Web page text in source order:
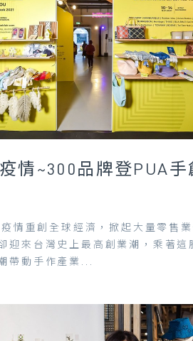
情~300品牌登PUA手
情重創全球經濟，掀起大量零售業
迎來台灣史上最高創業潮，乘著這
帶動手作產業...